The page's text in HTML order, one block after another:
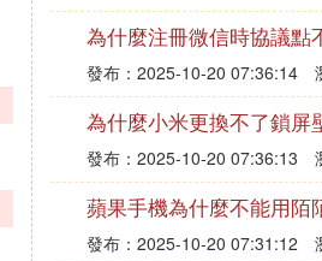
為什麼注冊微信時協議點
發布：2025-10-20 07:36:14
為什麼小米更換不了鎖屏
發布：2025-10-20 07:36:13
蘋果手機為什麼不能用陌
發布：2025-10-20 07:31:12